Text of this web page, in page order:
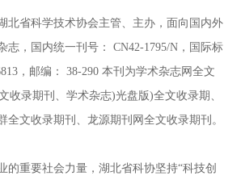
北省科学技术协会主管、主办，面向国内外
志，国内统一刊号： CN42-1795/N，国际标
，邮编： 38-290 本刊为学术杂志网全文
收录期刊、学术杂志)光盘版)全文收录期、
全文收录期刊、龙源期刊网全文收录期刊。
的重要社会力量，湖北省科协坚持“科技创